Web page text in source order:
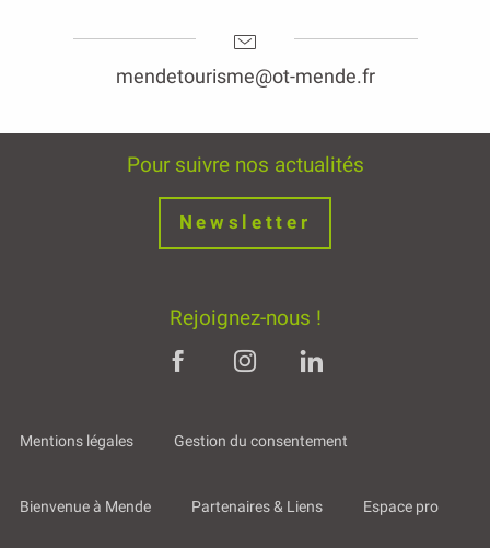
mendetourisme@ot-mende.fr
Pour suivre nos actualités
Newsletter
Rejoignez-nous !
Mentions légales Gestion du consentement
Bienvenue à Mende Partenaires & Liens Espace pro